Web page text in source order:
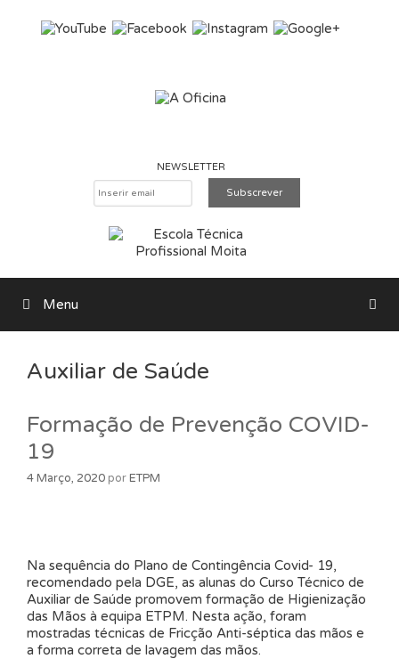
NEWSLETTER
Pesquisar
Menu
Auxiliar de Saúde
Formação de Prevenção COVID-
19
4 Março, 2020 porETPM
Na sequência do Plano de Contingência Covid- 19,
recomendado pela DGE, as alunas do Curso Técnico de
Auxiliar de Saúde promovem formação de Higienização
das Mãos à equipa ETPM. Nesta ação, foram
mostradas técnicas de Fricção Anti-séptica das mãos e
a forma correta de lavagem das mãos.